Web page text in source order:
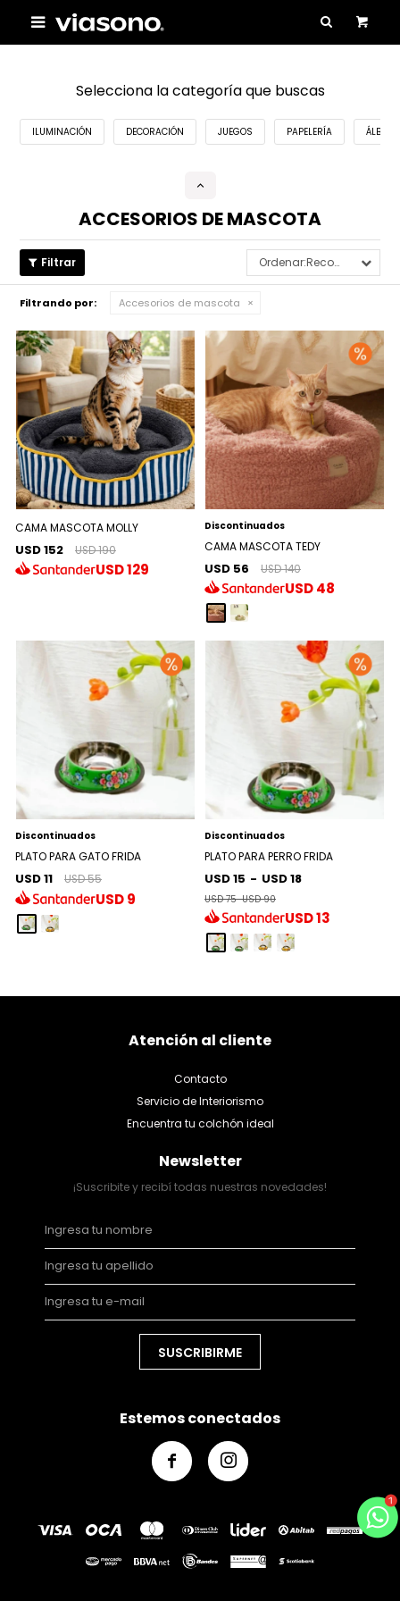

Selecciona la categoría que buscas
ILUMINACIÓN DECORACIÓN JUEGOS PAPELERÍA
ACCESORIOS DE MASCOTA
Recomendados
Filtrando por: Accesorios de mascota
CAMA MASCOTA MOLLY
USD 152 USD 190
USD129
Discontinuados
CAMA MASCOTA TEDY
USD 56 USD 140
USD48
Discontinuados
PLATO PARA GATO FRIDA
USD 11 USD 55
USD9
Discontinuados
PLATO PARA PERRO FRIDA
USD 15 - USD 18
USD 75-USD 90
USD13
Atención al cliente
Contacto
Servicio de Interiorismo
Encuentra tu colchón ideal
Newsletter
¡Suscribite y recibí todas nuestras novedades!
SUSCRIBIRME
Estemos conectados
 